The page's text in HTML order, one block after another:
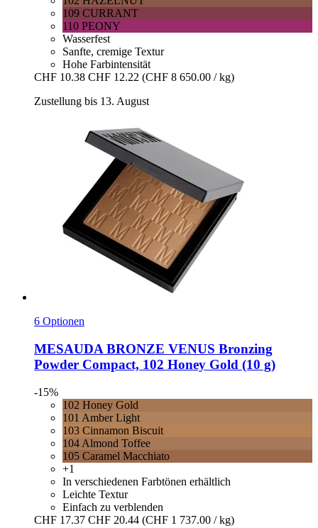
109 CURRANT
110 PEONY
Wasserfest
Sanfte, cremige Textur
Hohe Farbintensität
CHF 10.38 CHF 12.22 (CHF 8 650.00 / kg)
Zustellung bis 13. August
6 Optionen
MESAUDA BRONZE VENUS Bronzing
Powder Compact, 102 Honey Gold (10 g)
-15%
102 Honey Gold
101 Amber Light
103 Cinnamon Biscuit
104 Almond Toffee
105 Caramel Macchiato
+1
In verschiedenen Farbtönen erhältlich
Leichte Textur
Einfach zu verblenden
CHF 17.37 CHF 20.44 (CHF 1 737.00 / kg)